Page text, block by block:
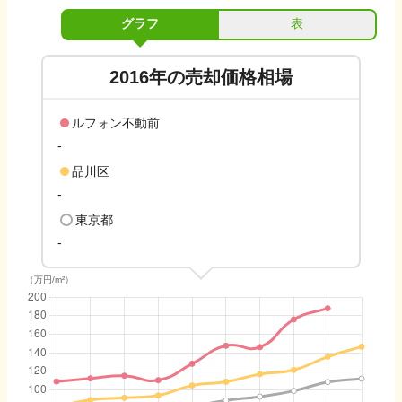
グラフ 表
2016年の売却価格相場
ルフォン不動前
-
品川区
-
東京都
-
（万円/m²）